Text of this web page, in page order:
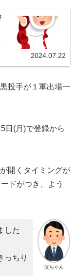
2024.07.22
投手が１軍出場一
日(月)で登録から
開くタイミングが
ドがつき、よう
父ちゃん
した
っちり